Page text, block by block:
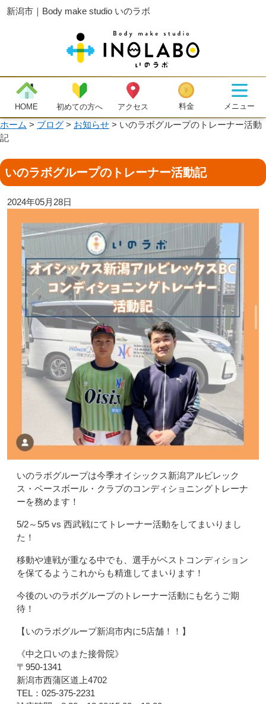
新潟市｜Body make studio いのラボ
HOME 初めての方へ アクセス 料金 メニュー
ホーム > ブログ> お知らせ > いのラボグループのトレーナー活動
記
いのラボグループのトレーナー活動記
2024年05月28日
いのラボグループは今季オイシックス新潟アルビレック
ス・ベースボール・クラブのコンディショニングトレーナ
ーを務めます！
5/2～5/5 vs 西武戦にてトレーナー活動をしてまいりまし
た！
移動や連戦が重なる中でも、選手がベストコンディション
を保てるようこれからも精進してまいります！
今後のいのラボグループのトレーナー活動にも乞うご期
待！
【いのラボグループ新潟市内に5店舗！！】
《中之口いのまた接骨院》
〒950-1341
新潟市西蒲区道上4702
TEL：025-375-2231